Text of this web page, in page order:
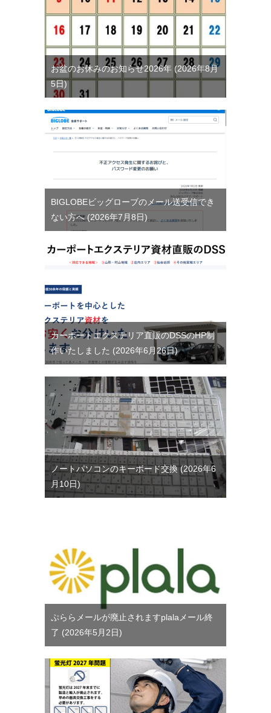
お盆のお休みのお知らせ2026年
2026年8月
5日
BIGLOBEビッグローブのメール送受信でき
ない方へ
2026年7月8日
カーポートエクステリア直販のDSSのHP制
作いたしました
2026年6月26日
ノートパソコンのキーボード交換 2026年6
月10日
ぷららメールが廃止されますplalaメール終
了
2026年5月2日